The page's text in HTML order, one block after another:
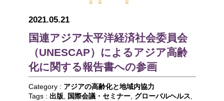
2021.05.21
国連アジア太平洋経済社会委員会
（UNESCAP）によるアジア高齢
化に関する報告書への参画
Category : アジアの高齢化と地域内協力
Tags : 出版 国際会議・セミナー, グローバルヘルス